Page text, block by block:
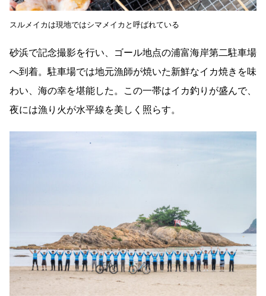
スルメイカは現地ではシマメイカと呼ばれている
砂浜で記念撮影を行い、ゴール地点の浦富海岸第二駐車場
へ到着。駐車場では地元漁師が焼いた新鮮なイカ焼きを味
わい、海の幸を堪能した。この一帯はイカ釣りが盛んで、
夜には漁り火が水平線を美しく照らす。